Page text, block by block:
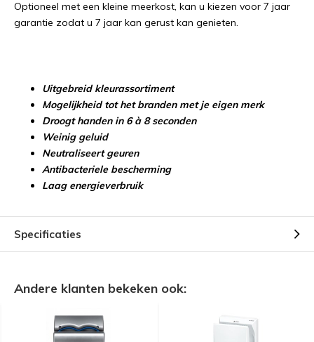
Optioneel met een kleine meerkost, kan u kiezen voor 7 jaar
garantie zodat u 7 jaar kan gerust kan genieten.
Uitgebreid kleurassortiment
Mogelijkheid tot het branden met je eigen merk
Droogt handen in 6 à 8 seconden
Weinig geluid
Neutraliseert geuren
Antibacteriele bescherming
Laag energieverbruik
Specificaties
Andere klanten bekeken ook: